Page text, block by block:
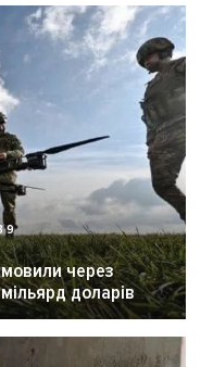
через
доларів